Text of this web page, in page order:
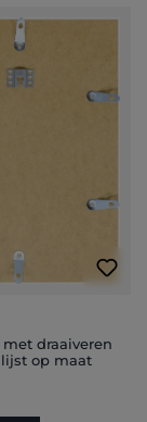
van 4.83
draaiveren
op maat